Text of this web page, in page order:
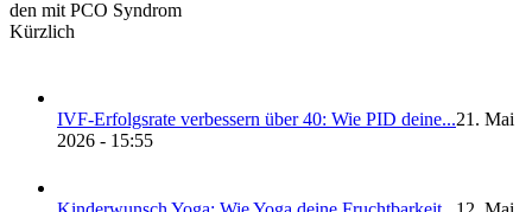
den mit PCO Syn­drom
Kürzlich
IVF-Erfolgs­ra­te ver­bes­sern über 40: Wie PID dei­ne...21. Mai
2026 - 15:55